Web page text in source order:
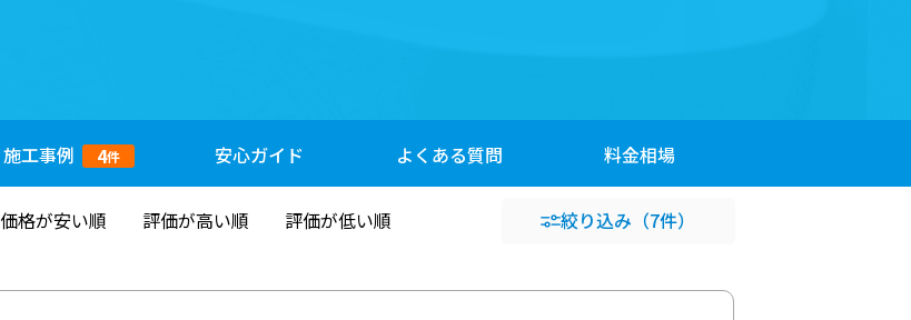
施工事例 4件 安心ガイド よくある質問 料金相場
価格が安い順 評価が高い順 評価が低い順 絞り込み （7件）